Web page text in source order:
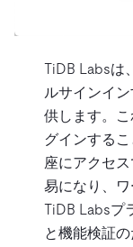
TiDB Labsは
ルサインイ
供します。
グインする
座にアクセ
易になり、ワ
TiDB Labsプ
と機能検証